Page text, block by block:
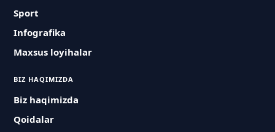
Sport
Infografika
Maxsus loyihalar
BIZ HAQIMIZDA
Biz haqimizda
Qoidalar